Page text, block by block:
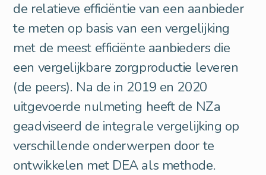
de relatieve efficiëntie van een aanbieder
te meten op basis van een vergelijking
met de meest efficiënte aanbieders die
een vergelijkbare zorgproductie leveren
(de peers). Na de in 2019 en 2020
uitgevoerde nulmeting heeft de NZa
geadviseerd de integrale vergelijking op
verschillende onderwerpen door te
ontwikkelen met DEA als methode.